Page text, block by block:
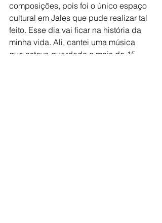
composições, pois foi o único espaço
cultural em Jales que pude realizar tal
feito. Esse dia vai ficar na história da
minha vida. Ali, cantei uma música
que estava guardada a mais de 15